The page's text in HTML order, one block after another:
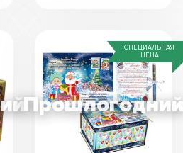
СПЕЦИАЛЬНАЯ
ЦЕНА